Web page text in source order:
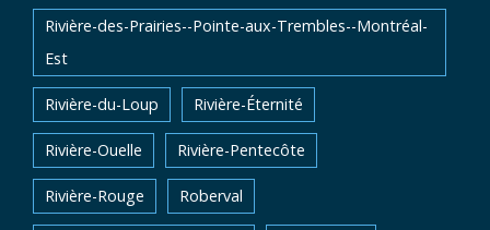
Rivière-des-Prairies--Pointe-aux-Trembles--Montréal-
Est
Rivière-du-Loup Rivière-Éternité
Rivière-Ouelle Rivière-Pentecôte
Rivière-Rouge Roberval